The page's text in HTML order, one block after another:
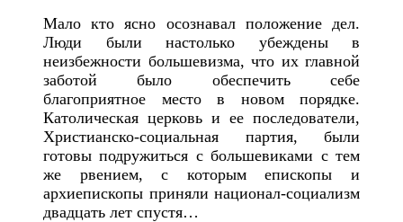
Мало кто ясно осознавал положение дел.
Люди были настолько убеждены в
неизбежности большевизма, что их главной
заботой было обеспечить себе
благоприятное место в новом порядке.
Католическая церковь и ее последователи,
Христианско-социальная партия, были
готовы подружиться с большевиками с тем
же рвением, с которым епископы и
архиепископы приняли национал-социализм
двадцать лет спустя…